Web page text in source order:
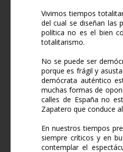
Vivimos tiempos
del cual se diseñan las
política no es el bien
totalitarismo.
No se puede ser
porque es frágil y
demócrata auténtico
muchas formas de
calles de España no
Zapatero que conduce
En nuestros tiempos
siempre críticos y en
contemplar el